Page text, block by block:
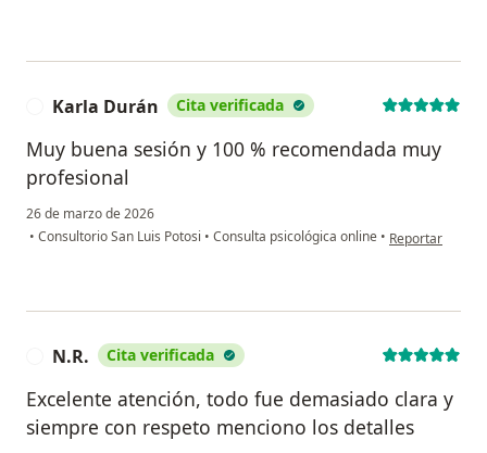
Karla Durán Cita verificada
Muy buena sesión y 100 % recomendada muy
profesional
26 de marzo de 2026
• Consultorio San Luis Potosi • Consulta psicológica online • en opinión del
Reportar
N.R. Cita verificada
Excelente atención, todo fue demasiado clara y
siempre con respeto menciono los detalles